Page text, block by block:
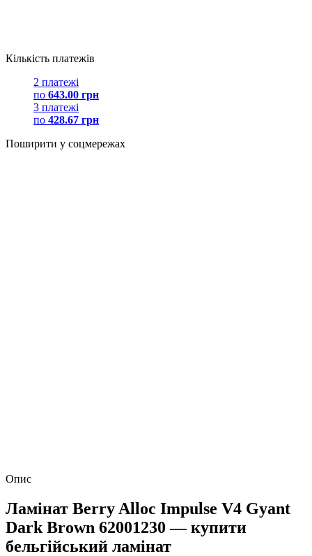
Кількість платежів
2 платежі
по 643.00 грн
3 платежі
по 428.67 грн
Поширити у соцмережах
Опис
Ламінат Berry Alloc Impulse V4 Gyant
Dark Brown 62001230 — купити
бельгійський ламінат